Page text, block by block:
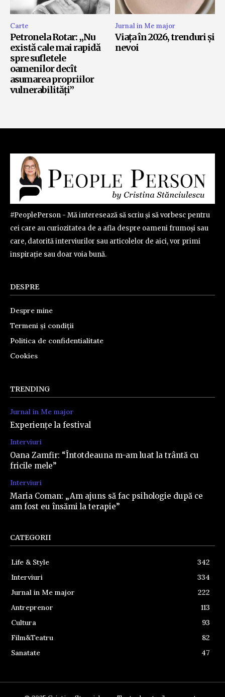
Carte
Petronela Rotar: „Nu
există cale mai rapidă
spre sufletele
oamenilor decît
asumarea propriilor
vulnerabilități”
Jurnal in Me major
Viața în 2026, trenduri și
nevoi
#PeoplePerson - Mă interesează să scriu și să vorbesc pentru
cei care au curiozitatea de a afla despre oameni frumoși sau
care, datorită interviurilor sau articolelor de aici, vor primi
inspirație sau doar voia bună.
DESPRE
Despre mine
Termeni și condiții
Politica de confidentialitate
Cookies
TRENDING
Jurnal in Me major
Experiențe la festival
Interviuri
Oana Zamfir: “Întotdeauna m-am luat la trântă cu
fricile mele”
Interviuri
Maria Coman: „Am ajuns să fac psihologie după ce
am fost eu însămi la terapie”
CATEGORII
Life & Style
342
Interviuri
334
Jurnal in Me major
222
Antreprenor
113
Cultura
93
Film&Teatru
82
Sanatate
47